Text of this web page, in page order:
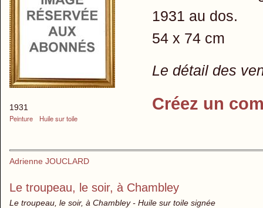
1931
Peinture
Huile sur toile
1931 au dos.
54 x 74 cm
Le détail des
Créez un
Adrienne JOUCLARD
Le troupeau, le soir, à Chambley
Le troupeau, le soir, à Chambley - Huile sur toile signée